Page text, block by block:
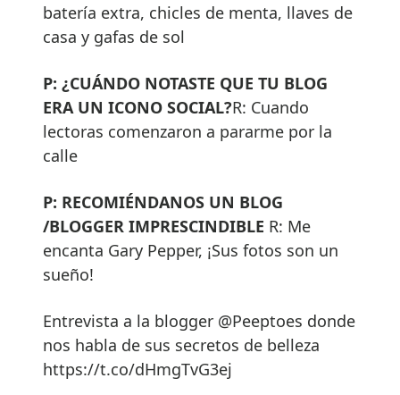
batería extra, chicles de menta, llaves de
casa y gafas de sol
P: ¿CUÁNDO NOTASTE QUE TU BLOG
ERA UN ICONO SOCIAL?R: Cuando
lectoras comenzaron a pararme por la
calle
P: RECOMIÉNDANOS UN BLOG
/BLOGGER IMPRESCINDIBLE R: Me
encanta Gary Pepper, ¡Sus fotos son un
sueño!
Entrevista a la blogger @Peeptoes donde
nos habla de sus secretos de belleza
https://t.co/dHmgTvG3ej